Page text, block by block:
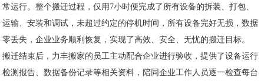
常运行。整个搬迁过程，仅用7小时便完成了所有设备的拆装、打包、
运输、安装和调试，未超过约定的停机时间，所有设备完好无损，数据
零丢失，企业业务顺利恢复，实现了高效、安全、无忧的搬迁目标。
搬迁结束后，力丰搬家的员工主动配合企业进行验收，提供了设备运行
检测报告、数据备份记录等相关资料，陪同企业工作人员逐一检查每台